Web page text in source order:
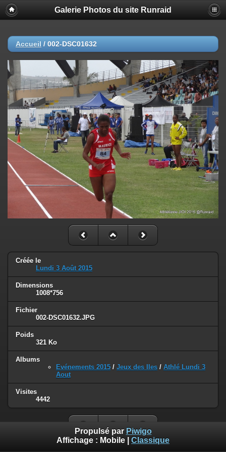
Galerie Photos du site Runraid
Accueil / 002-DSC01632
Créée le
Lundi 3 Août 2015
Dimensions
1008*756
Fichier
002-DSC01632.JPG
Poids
321 Ko
Albums
Evénements 2015 / Jeux des Iles / Athlé Lundi 3
Aout
Visites
4442
Propulsé par Piwigo
Affichage : Mobile Classique